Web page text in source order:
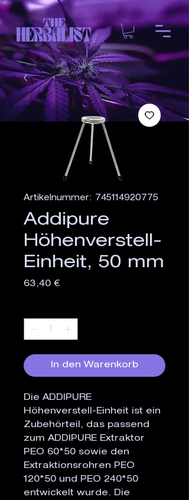
Artikelnummer: 745114920775
Addipure
Höhenverstell-
Einheit, 50 mm
63,40 €Preis
In den Warenkorb
Die ADDIPURE
Höhenverstell-Einheit ist ein
Zubehörteil, das passend
zum ADDIPURE Extraktor
PEO 60*50 sowie den
Extraktionsrohren PEO
120*50 und PEO 240*50
entwickelt wurde. Die